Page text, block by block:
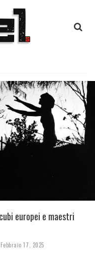
europei e maestri
Febbraio 17, 2025